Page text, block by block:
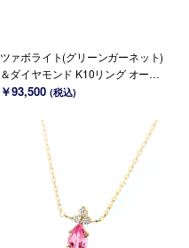
ツァボライト(グリーンガーネット)
＆ダイヤモンド K10リング オーバ
ルカット ~Ello Ulmia~ 1月誕生石(K
￥93,500 (税込)